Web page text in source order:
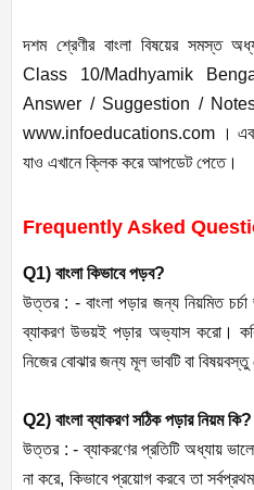
দশম শ্রেণীর বাংলা বিষয়ের
Class 10/Madhyamik
Answer / Suggestion /
www.infoeducations.com । এবং
যাও এখানে ক্লিক করে আপডেট পেতে।
Frequently Asked
Q1) বাংলা কিভাবে পড়ব?
উত্তর : - বাংলা পড়ার জন্য নিয়মিত
ব্যাকরণ উভয়ই পড়ার অভ্যাস করো।
নিজের বোঝার জন্য মূল ভাবটি বা বিষয়বস্তু
Q2) বাংলা ব্যাকরণ সঠিক পড়ার নিয়ম কি?
উত্তর : - ব্যাকরণের প্রতিটি অধ্যায়
না করে, কিভাবে প্রয়োগ করবে তা